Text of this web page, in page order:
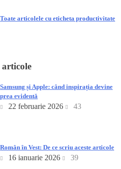
Toate articolele cu eticheta productivitate
articole
Samsung și Apple: când inspirația devine
prea evidentă
22 februarie 2026 43
Român în Vest: De ce scriu aceste articole
16 ianuarie 2026 39